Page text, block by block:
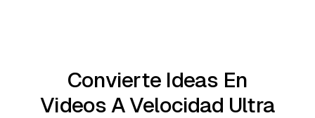
Convierte Ideas En
Videos A Velocidad Ultra